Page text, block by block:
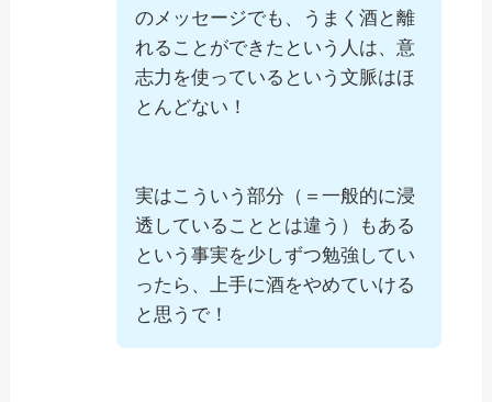
のメッセージでも、うまく酒と離
れることができたという人は、意
志力を使っているという文脈はほ
とんどない！
実はこういう部分（＝一般的に浸
透していることとは違う）もある
という事実を少しずつ勉強してい
ったら、上手に酒をやめていける
と思うで！